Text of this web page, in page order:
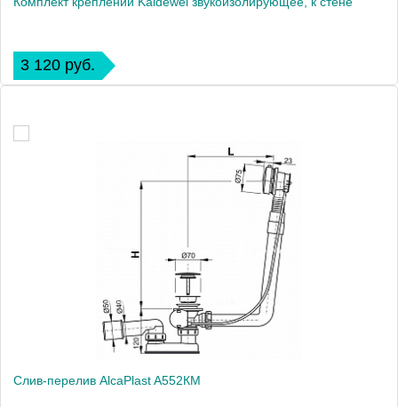
3 120 руб.
Слив-перелив AlcaPlast A552КM